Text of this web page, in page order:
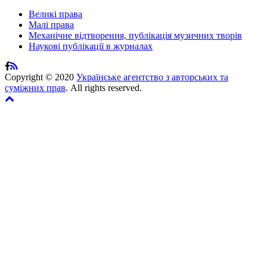
Великі права
Малі права
Механічне відтворення, публікація музичних творів
Наукові публікації в журналах
Copyright © 2020 Українське агентство з авторських та
суміжних прав. All rights reserved.